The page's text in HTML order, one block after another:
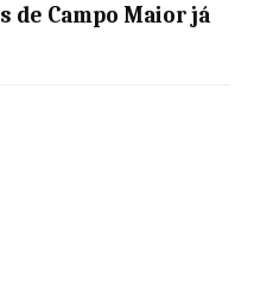
de Campo Maior já